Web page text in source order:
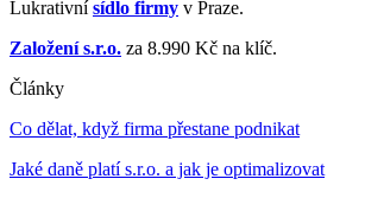
Lukrativnísídlo firmy v Praze.
Založení s.r.o. za 8.990 Kč na klíč.
Články
Co dělat, když firma přestane podnikat
Jaké daně platí s.r.o. a jak je optimalizovat